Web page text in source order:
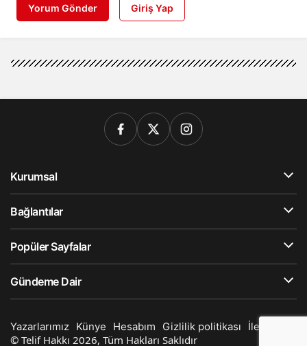
Yorum Gönder Giriş Yap
Kurumsal
Bağlantılar
Popüler Sayfalar
Gündeme Dair
Yazarlarımız Künye Hesabım Gizlilik politikası İletişim
© Telif Hakkı 2026, Tüm Hakları Saklıdır